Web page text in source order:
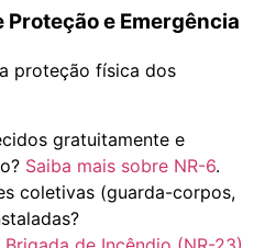
e Emergência
proteção física dos
gratuitamente e
Saiba mais sobre NR-6.
coletivas (guarda-corpos,